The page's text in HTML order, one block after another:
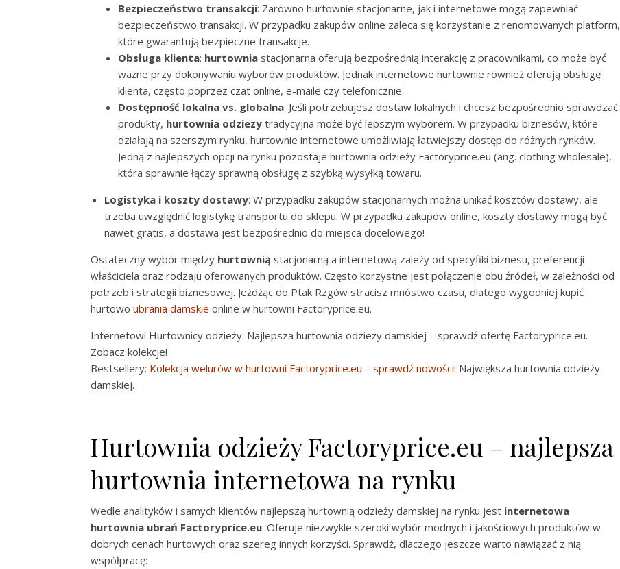
Bezpieczeństwo transakcji: Zarówno hurtownie stacjonarne, jak i internetowe mogą zapewniać
bezpieczeństwo transakcji. W przypadku zakupów online zaleca się korzystanie z renomowanych platform,
które gwarantują bezpieczne transakcje.
Obsługa klienta: hurtownia stacjonarna oferują bezpośrednią interakcję z pracownikami, co może być
ważne przy dokonywaniu wyborów produktów. Jednak internetowe hurtownie również oferują obsługę
klienta, często poprzez czat online, e-maile czy telefonicznie.
Dostępność lokalna vs. globalna: Jeśli potrzebujesz dostaw lokalnych i chcesz bezpośrednio sprawdzać
produkty, hurtownia odziezy tradycyjna może być lepszym wyborem. W przypadku biznesów, które
działają na szerszym rynku, hurtownie internetowe umożliwiają łatwiejszy dostęp do różnych rynków.
Jedną z najlepszych opcji na rynku pozostaje hurtownia odzieży Factoryprice.eu (ang. clothing wholesale),
która sprawnie łączy sprawną obsługę z szybką wysyłką towaru.
Logistyka i koszty dostawy: W przypadku zakupów stacjonarnych można unikać kosztów dostawy, ale
trzeba uwzględnić logistykę transportu do sklepu. W przypadku zakupów online, koszty dostawy mogą być
nawet gratis, a dostawa jest bezpośrednio do miejsca docelowego!
Ostateczny wybór między hurtownią stacjonarną a internetową zależy od specyfiki biznesu, preferencji
właściciela oraz rodzaju oferowanych produktów. Często korzystne jest połączenie obu źródeł, w zależności od
potrzeb i strategii biznesowej. Jeżdżąc do Ptak Rzgów stracisz mnóstwo czasu, dlatego wygodniej kupić
hurtowo ubrania damskie online w hurtowni Factoryprice.eu.
Internetowi Hurtownicy odzieży: Najlepsza hurtownia odzieży damskiej – sprawdź ofertę Factoryprice.eu.
Zobacz kolekcje!
Bestsellery: Kolekcja welurów w hurtowni Factoryprice.eu – sprawdź nowości! Największa hurtownia odzieży
damskiej.
Hurtownia odzieży Factoryprice.eu – najlepsza
hurtownia internetowa na rynku
Wedle analityków i samych klientów najlepszą hurtownią odzieży damskiej na rynku jest internetowa
hurtownia ubrań Factoryprice.eu. Oferuje niezwykle szeroki wybór modnych i jakościowych produktów w
dobrych cenach hurtowych oraz szereg innych korzyści. Sprawdź, dlaczego jeszcze warto nawiązać z nią
współpracę: